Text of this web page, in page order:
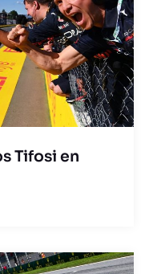
Tifosi en